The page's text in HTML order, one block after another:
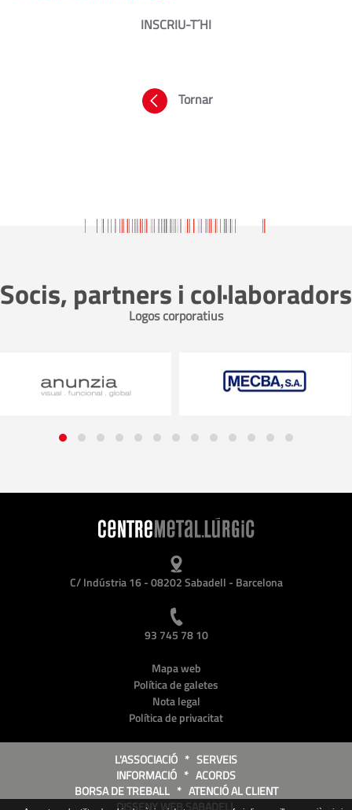
INSCRIU-T´HI
Tornar
Socis, partners i col·laboradors
Logos corporatius
C/ Indústria 16 - 08202 Sabadell - Barcelona
93 745 78 10
Mapa web
Política de galetes
Nota legal
Política de privacitat
L'ASSOCIACIÓ * SERVEIS
INFORMACIÓ * ACORDS
BORSA DE TREBALL* ATENCIÓ AL CLIENT
DISSENY WEB SABADELL